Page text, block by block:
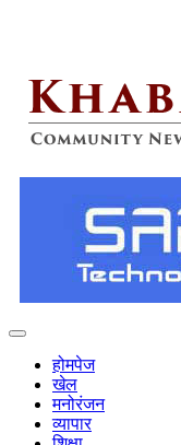
होमपेज
खेल
मनोरंजन
व्यापार